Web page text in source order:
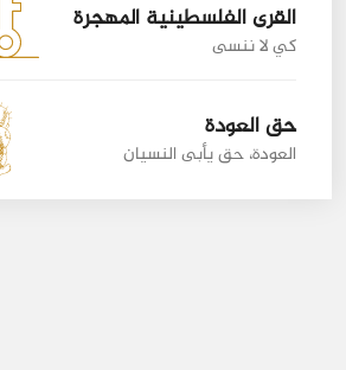
القرى الفلسطينية المهجرة
كي لا ننسى
حق العودة
العودة، حق يأبى النسيان